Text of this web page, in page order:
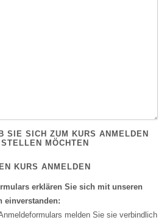
SIE SICH ZUM KURS ANMELDEN
MÖCHTEN
KURS ANMELDEN
erklären Sie sich mit unseren
einverstanden:
melden Sie sie verbindlich